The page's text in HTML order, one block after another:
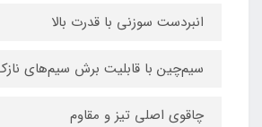
انبردست سوزنی با قدرت بالا
سیم‌چین با قابلیت برش سیم‌های
چاقوی اصلی تیز و مقاوم